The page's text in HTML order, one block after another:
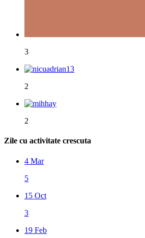
3
2
2
Zile cu activitate crescuta
4 Mar
5
15 Oct
3
19 Feb